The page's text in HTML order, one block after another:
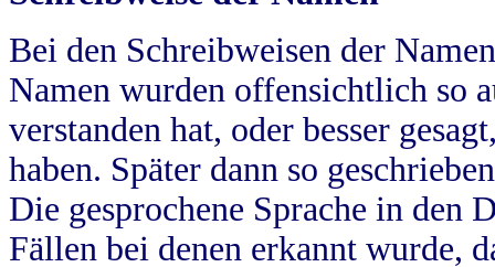
Bei den Schreibweisen der
Namen wurden offensichtlich so
verstanden hat, oder besser
haben. Später dann so
Die gesprochene Sprache in
Fällen bei denen erkannt wurde,